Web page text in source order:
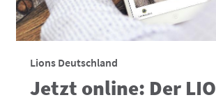
Lions Deutschland
Jetzt online: Der